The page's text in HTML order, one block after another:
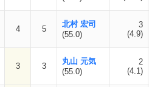
4 5
北村 宏司
(55.0)
3
(4.9)
3 3
丸山 元気
(55.0)
2
(4.1)